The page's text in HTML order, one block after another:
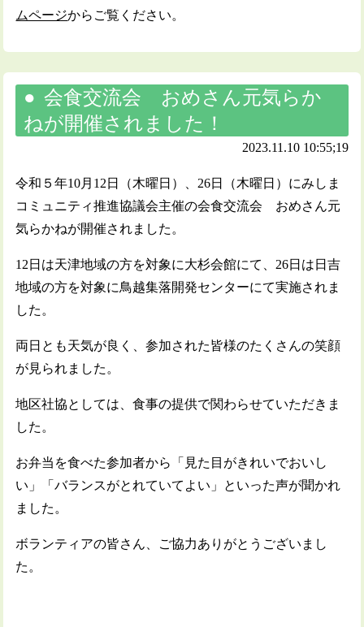
ムページからご覧ください。
会食交流会 おめさん元気らか
ねが開催されました！
2023.11.10 10:55;19
令和５年10月12日（木曜日）、26日（木曜日）にみしま
コミュニティ推進協議会主催の会食交流会 おめさん元
気らかねが開催されました。
12日は天津地域の方を対象に大杉会館にて、26日は日吉
地域の方を対象に鳥越集落開発センターにて実施されま
した。
両日とも天気が良く、参加された皆様のたくさんの笑顔
が見られました。
地区社協としては、食事の提供で関わらせていただきま
した。
お弁当を食べた参加者から「見た目がきれいでおいし
い」「バランスがとれていてよい」といった声が聞かれ
ました。
ボランティアの皆さん、ご協力ありがとうございまし
た。